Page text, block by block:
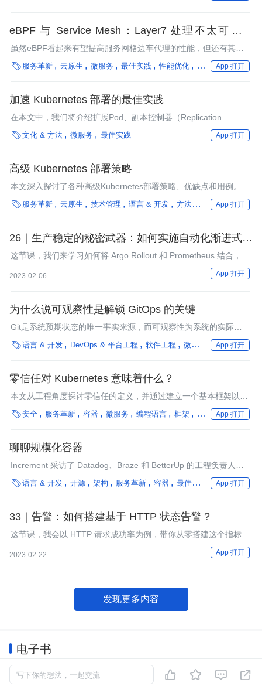
eBPF 与 Service Mesh：Layer7 处理不太可能在
eBPF 中实现
虽然eBPF看起来有望提高服务网格边车代理的性能，但还有其他
更简单的方法可以提高性能。
 服务革新 云原生 微服务 最佳实践 性能优化 操作系统 在离线
App 打开
加速 Kubernetes 部署的最佳实践
在本文中，我们将介绍扩展Pod、副本控制器（Replication
Controller），以及加速Kubernetes 部署（Deployment）的最佳
实践。
文化 & 方法 微服务 最佳实践 App 打开
高级 Kubernetes 部署策略
本文深入探讨了各种高级Kubernetes部署策略、优缺点和用例。
 服务革新 云原生 技术管理 语言 & 开发 方法论 最佳实践
App 打开
26｜生产稳定的秘密武器：如何实施自动化渐进式交
付？
这节课，我们来学习如何将 Argo Rollout 和 Prometheus 结合，实
2023-02-06 App 打开
为什么说可观察性是解锁 GitOps 的关键
Git是系统预期状态的唯一事实来源，而可观察性为系统的实际状
态提供了唯一事实来源。
语言 & 开发 DevOps & 平台工程 软件工程 微服务 框架
App 打开
零信任对 Kubernetes 意味着什么？
本文从工程角度探讨零信任的定义，并通过建立一个基本框架以解
析其对Kubernetes运维和安全团队的影响。
安全 服务革新 容器 微服务 编程语言 框架 汽车 App 打开
聊聊规模化容器
Increment 采访了 Datadog、Braze 和 BetterUp 的工程负责人，
讨论了容器工具、测试和监控，以及他们如何处理容器迁移的问
题。
语言 & 开发 开源 架构 服务革新 容器 最佳实践 性能优化
App 打开
33｜告警：如何搭建基于 HTTP 状态告警？
这节课，我会以 HTTP 请求成功率为例，带你从零搭建这个指标的
2023-02-22 App 打开
发现更多内容
电子书
中国开发者画像洞察研究报告 2024
写下你的想法，一起交流    